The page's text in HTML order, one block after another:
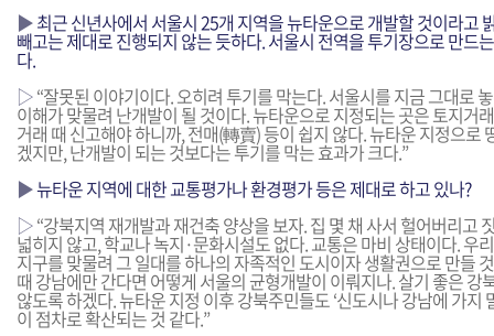
▶최근 신년사에서 서울시 25개 지역을 뉴타운으로 개발할 것이라고
빼고는 제대로 진행되지 않는 듯하다. 서울시 전역을 투기장으로 만드
다.
▷“잘못된 이야기이다. 오히려 투기를 막는다. 서울시를 지금 그대로
이해가 맞물려 난개발이 될 것이다. 뉴타운으로 지정되는 곳은 토지거
거래 때 신고해야 하니까, 전매(轉賣) 등이 쉽지 않다. 뉴타운 지정으로
겠지만, 난개발이 되는 것보다는 투기를 막는 효과가 크다.”
▶뉴타운 지역에 대한 교통평가나 환경평가 등은 제대로 하고 있나?
▷“강북지역 재개발과 재건축 양상을 보자. 집 몇 채 사서 헐어버리고
넓히지 않고, 학교나 녹지·문화시설도 없다. 교통은 마비 상태이다. 우
지구를 맞물려 그 일대를 하나의 자족적인 도시이자 생활권으로 만들
때 강남에만 간다면 어떻게 서울의 균형개발이 이뤄지나. 살기 좋은 강
않도록 하겠다. 뉴타운 지정 이후 강북주민들도 ‘신도시나 강남에 가지
이 점차로 확산되는 것 같다.”